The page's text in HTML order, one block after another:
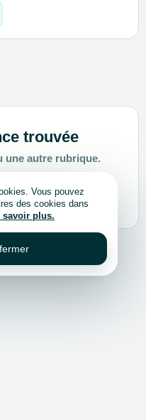
trouvée
une autre rubrique.
ou rubrique
Vous pouvez
des cookies dans
savoir plus.